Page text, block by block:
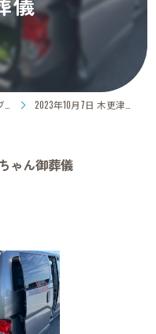
2023年10月7日 木更津市リンちゃん御葬儀
ゃん御葬儀